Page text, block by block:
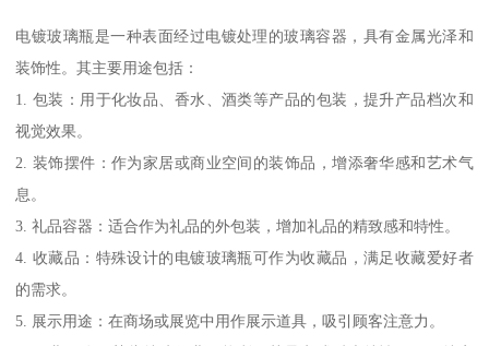
电镀玻璃瓶是一种表面经过电镀处理的玻璃容器，具有金属光泽和
装饰性。其主要用途包括：
1. 包装：用于化妆品、香水、酒类等产品的包装，提升产品档次和
视觉效果。
2. 装饰摆件：作为家居或商业空间的装饰品，增添奢华感和艺术气
息。
3. 礼品容器：适合作为礼品的外包装，增加礼品的精致感和特性。
4. 收藏品：特殊设计的电镀玻璃瓶可作为收藏品，满足收藏爱好者
的需求。
5. 展示用途：在商场或展览中用作展示道具，吸引顾客注意力。